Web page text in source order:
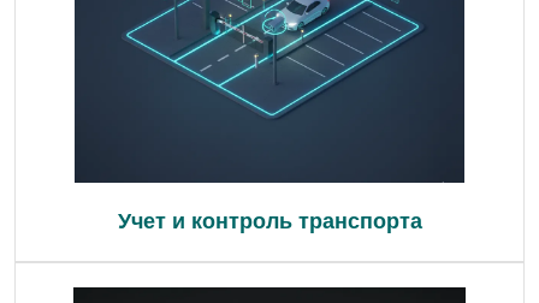
Учет и контроль транспорта